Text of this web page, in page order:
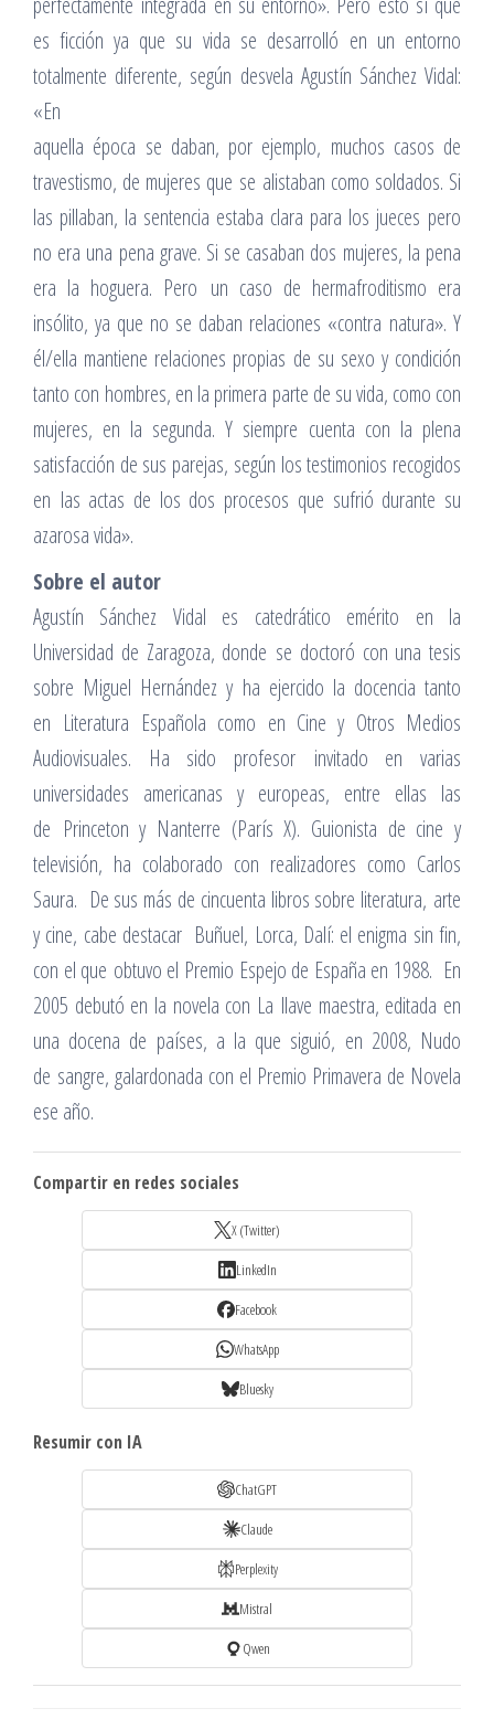
es ficción ya que su vida se desarrolló en un entorno
totalmente diferente, según desvela Agustín Sánchez Vidal:
«En
aquella época se daban, por ejemplo, muchos casos de
travestismo, de mujeres que se alistaban como soldados. Si
las pillaban, la sentencia estaba clara para los jueces pero
no era una pena grave. Si se casaban dos mujeres, la pena
era la hoguera. Pero un caso de hermafroditismo era
insólito, ya que no se daban relaciones «contra natura». Y
él/ella mantiene relaciones propias de su sexo y condición
tanto con hombres, en la primera parte de su vida, como con
mujeres, en la segunda. Y siempre cuenta con la plena
satisfacción de sus parejas, según los testimonios recogidos
en las actas de los dos procesos que sufrió durante su
azarosa vida».
Sobre el autor
Agustín Sánchez Vidal es catedrático emérito en la
Universidad de Zaragoza, donde se doctoró con una tesis
sobre Miguel Hernández y ha ejercido la docencia tanto
en Literatura Española como en Cine y Otros Medios
Audiovisuales. Ha sido profesor invitado en varias
universidades americanas y europeas, entre ellas las
de Princeton y Nanterre (París X). Guionista de cine y
televisión, ha colaborado con realizadores como Carlos
Saura. De sus más de cincuenta libros sobre literatura, arte
y cine, cabe destacar Buñuel, Lorca, Dalí: el enigma sin fin,
con el que obtuvo el Premio Espejo de España en 1988. En
2005 debutó en la novela con La llave maestra, editada en
una docena de países, a la que siguió, en 2008, Nudo
de sangre, galardonada con el Premio Primavera de Novela
ese año.
Compartir en redes sociales
X (Twitter)
LinkedIn
Facebook
WhatsApp
Bluesky
Resumir con IA
ChatGPT
Claude
Perplexity
Mistral
Qwen